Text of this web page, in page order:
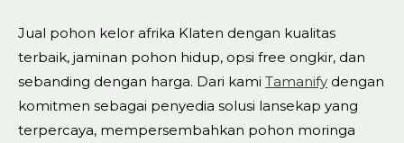
Jual pohon kelor afrika Klaten dengan kualitas
terbaik, jaminan pohon hidup, opsi free ongkir, dan
sebanding dengan harga. Dari kami Tamanify dengan
komitmen sebagai penyedia solusi lansekap yang
terpercaya, mempersembahkan pohon moringa